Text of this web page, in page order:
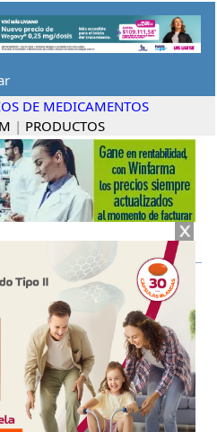
DE MEDICAMENTOS
| PRODUCTOS